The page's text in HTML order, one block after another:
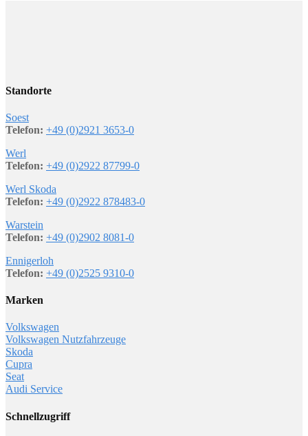
Standorte
Soest
Telefon: +49 (0)2921 3653-0
Werl
Telefon: +49 (0)2922 87799-0
Werl Skoda
Telefon: +49 (0)2922 878483-0
Warstein
Telefon: +49 (0)2902 8081-0
Ennigerloh
Telefon: +49 (0)2525 9310-0
Marken
Volkswagen
Volkswagen Nutzfahrzeuge
Skoda
Cupra
Seat
Audi Service
Schnellzugriff